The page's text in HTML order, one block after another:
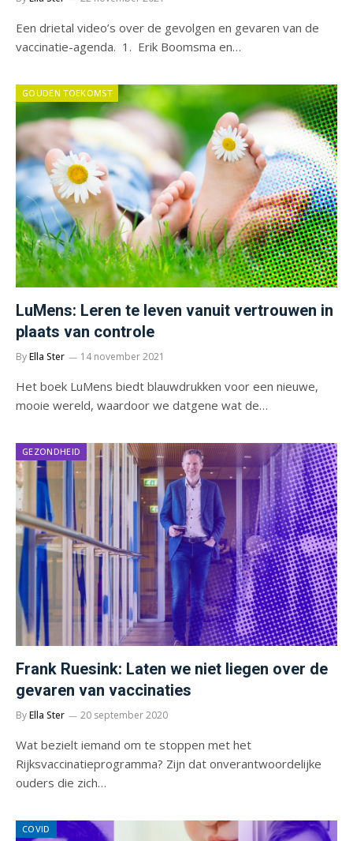
Een drietal video’s over de gevolgen en gevaren van de
vaccinatie-agenda. 1. Erik Boomsma en…
GOUDEN TOEKOMST
LuMens: Leren te leven vanuit vertrouwen in
plaats van controle
ByElla Ster 14 november 2021
Het boek LuMens biedt blauwdrukken voor een nieuwe,
mooie wereld, waardoor we datgene wat de…
GEZONDHEID
Frank Ruesink: Laten we niet liegen over de
gevaren van vaccinaties
ByElla Ster 20 september 2020
Wat bezielt iemand om te stoppen met het
Rijksvaccinatieprogramma? Zijn dat onverantwoordelijke
ouders die zich…
COVID